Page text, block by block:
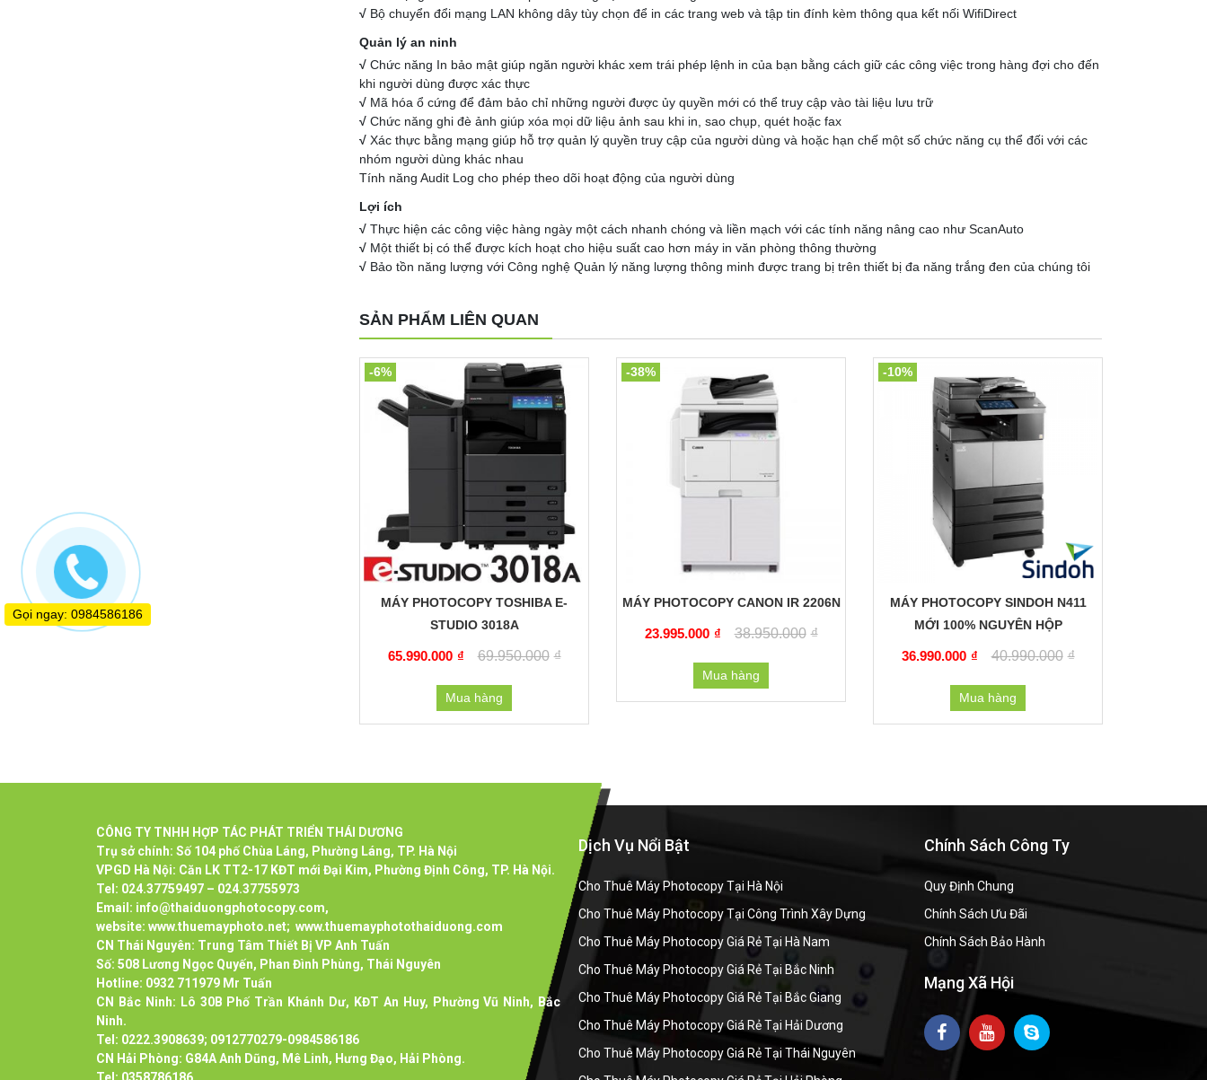
√ Bộ chuyển đổi mạng LAN không dây tùy chọn để in các trang web và tập tin đính kèm thông qua kết nối WifiDirect
Quản lý an ninh
√Chức năng In bảo mật giúp ngăn người khác xem trái phép lệnh in của bạn bằng cách giữ các công việc trong hàng đợi cho đến
khi người dùng được xác thực
√ Mã hóa ổ cứng để đảm bảo chỉ những người được ủy quyền mới có thể truy cập vào tài liệu lưu trữ
√Chức năng ghi đè ảnh giúp xóa mọi dữ liệu ảnh sau khi in, sao chụp, quét hoặc fax
√Xác thực bằng mạng giúp hỗ trợ quản lý quyền truy cập của người dùng và hoặc hạn chế một số chức năng cụ thể đối với các
nhóm người dùng khác nhau
Tính năng Audit Log cho phép theo dõi hoạt động của người dùng
Lợi ích
√Thực hiện các công việc hàng ngày một cách nhanh chóng và liền mạch với các tính năng nâng cao như ScanAuto
√ Một thiết bị có thể được kích hoạt cho hiệu suất cao hơn máy in văn phòng thông thường
√ Bảo tồn năng lượng với Công nghệ Quản lý năng lượng thông minh được trang bị trên thiết bị đa năng trắng đen của chúng tôi
SẢN PHẨM LIÊN QUAN
MÁY PHOTOCOPY TOSHIBA E-
STUDIO 3018A
65.990.000 ₫ 69.950.000 ₫
Mua hàng
-6%
MÁY PHOTOCOPY CANON IR 2206N
23.995.000 ₫ 38.950.000 ₫
Mua hàng
-38%
MÁY PHOTOCOPY SINDOH N411
MỚI 100% NGUYÊN HỘP
36.990.000 ₫ 40.990.000 ₫
Mua hàng
-10%
CÔNG TY TNHH HỢP TÁC PHÁT TRIỂN THÁI DƯƠNG
Trụ sở chính: Số 104 phố Chùa Láng, Phường Láng, TP. Hà Nội
VPGD Hà Nội: Căn LK TT2-17 KĐT mới Đại Kim, Phường Định Công, TP. Hà Nội.
Tel: 024.37759497 – 024.37755973
Email: info@thaiduongphotocopy.com,
website: www.thuemayphoto.net; www.thuemayphotothaiduong.com
CN Thái Nguyên: Trung Tâm Thiết Bị VP Anh Tuấn
Số: 508 Lương Ngọc Quyến, Phan Đình Phùng, Thái Nguyên
Hotline: 0932 711979 Mr Tuấn
CN Bắc Ninh: Lô 30B Phố Trần Khánh Dư, KĐT An Huy, Phường Vũ Ninh, Bắc
Ninh.
Tel: 0222.3908639; 0912770279-0984586186
CN Hải Phòng: G84A Anh Dũng, Mê Linh, Hưng Đạo, Hải Phòng.
Tel: 0358786186
Dịch Vụ Nổi Bật
Cho Thuê Máy Photocopy Tại Hà Nội
Cho Thuê Máy Photocopy Tại Công Trình Xây Dựng
Cho Thuê Máy Photocopy Giá Rẻ Tại Hà Nam
Cho Thuê Máy Photocopy Giá Rẻ Tại Bắc Ninh
Cho Thuê Máy Photocopy Giá Rẻ Tại Bắc Giang
Cho Thuê Máy Photocopy Giá Rẻ Tại Hải Dương
Cho Thuê Máy Photocopy Giá Rẻ Tại Thái Nguyên
Chính Sách Công Ty
Quy Định Chung
Chính Sách Ưu Đãi
Chính Sách Bảo Hành
Mạng Xã Hội
Gọi ngay: 0984586186